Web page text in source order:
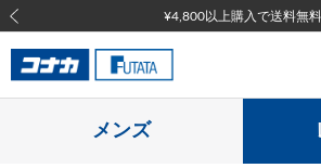
¥4,800以上購入で送料無料
前の画像
メンズ